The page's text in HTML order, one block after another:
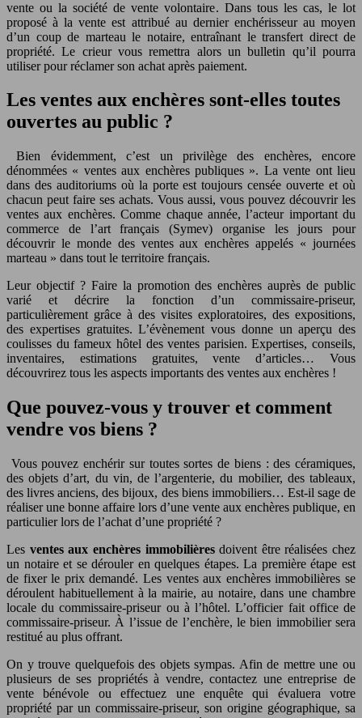
vente ou la société de vente volontaire. Dans tous les cas, le lot
proposé à la vente est attribué au dernier enchérisseur au moyen
d’un coup de marteau le notaire, entraînant le transfert direct de
propriété. Le crieur vous remettra alors un bulletin qu’il pourra
utiliser pour réclamer son achat après paiement.
Les ventes aux enchères sont-elles toutes
ouvertes au public ?
Bien évidemment, c’est un privilège des enchères, encore
dénommées « ventes aux enchères publiques ». La vente ont lieu
dans des auditoriums où la porte est toujours censée ouverte et où
chacun peut faire ses achats. Vous aussi, vous pouvez découvrir les
ventes aux enchères. Comme chaque année, l’acteur important du
commerce de l’art français (Symev) organise les jours pour
découvrir le monde des ventes aux enchères appelés « journées
marteau » dans tout le territoire français.
Leur objectif ? Faire la promotion des enchères auprès de public
varié et décrire la fonction d’un commissaire-priseur,
particulièrement grâce à des visites exploratoires, des expositions,
des expertises gratuites. L’évènement vous donne un aperçu des
coulisses du fameux hôtel des ventes parisien. Expertises, conseils,
inventaires, estimations gratuites, vente d’articles… Vous
découvrirez tous les aspects importants des ventes aux enchères !
Que pouvez-vous y trouver et comment
vendre vos biens ?
Vous pouvez enchérir sur toutes sortes de biens : des céramiques,
des objets d’art, du vin, de l’argenterie, du mobilier, des tableaux,
des livres anciens, des bijoux, des biens immobiliers… Est-il sage de
réaliser une bonne affaire lors d’une vente aux enchères publique, en
particulier lors de l’achat d’une propriété ?
Les ventes aux enchères immobilièresdoivent être réalisées chez
un notaire et se dérouler en quelques étapes. La première étape est
de fixer le prix demandé. Les ventes aux enchères immobilières se
déroulent habituellement à la mairie, au notaire, dans une chambre
locale du commissaire-priseur ou à l’hôtel. L’officier fait office de
commissaire-priseur. À l’issue de l’enchère, le bien immobilier sera
restitué au plus offrant.
On y trouve quelquefois des objets sympas. Afin de mettre une ou
plusieurs de ses propriétés à vendre, contactez une entreprise de
vente bénévole ou effectuez une enquête qui évaluera votre
propriété par un commissaire-priseur, son origine géographique, sa